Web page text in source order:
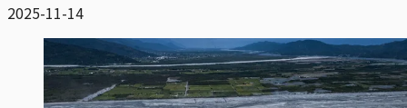
2025-11-14